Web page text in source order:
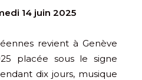
14 juin 2025
revient à Genève
placée sous le signe
dix jours, musique